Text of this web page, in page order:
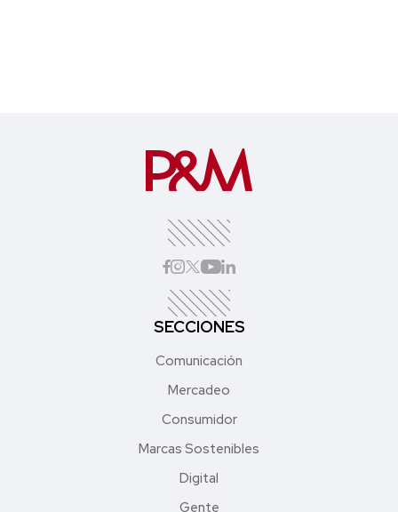
SECCIONES
Comunicación
Mercadeo
Consumidor
Marcas Sostenibles
Digital
Gente